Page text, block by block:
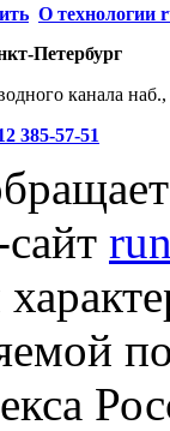
О технологии
Петербург
канала
385-57-51